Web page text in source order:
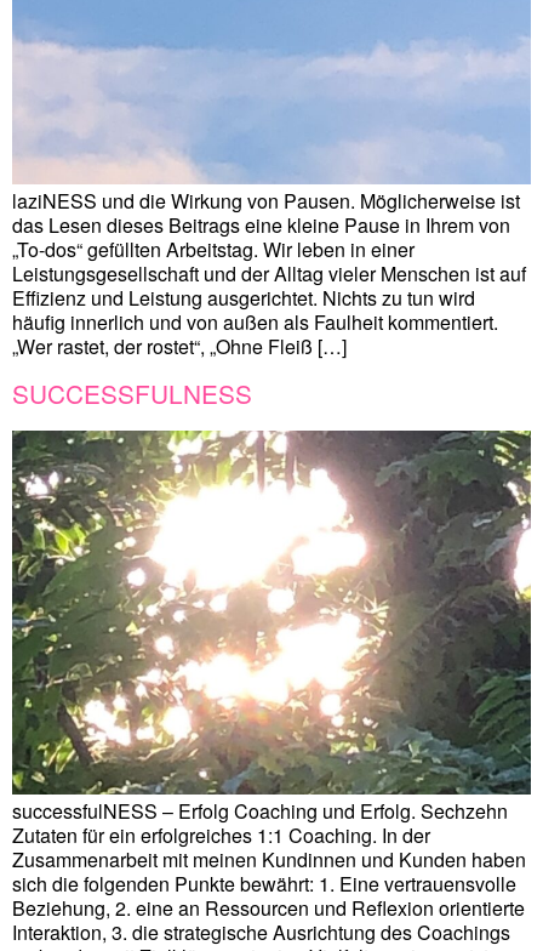
laziNESS und die Wirkung von Pausen. Möglicherweise ist
das Lesen dieses Beitrags eine kleine Pause in Ihrem von
„To-dos“ gefüllten Arbeitstag. Wir leben in einer
Leistungsgesellschaft und der Alltag vieler Menschen ist auf
Effizienz und Leistung ausgerichtet. Nichts zu tun wird
häufig innerlich und von außen als Faulheit kommentiert.
„Wer rastet, der rostet“, „Ohne Fleiß […]
SUCCESSFULNESS
successfulNESS – Erfolg Coaching und Erfolg. Sechzehn
Zutaten für ein erfolgreiches 1:1 Coaching. In der
Zusammenarbeit mit meinen Kundinnen und Kunden haben
sich die folgenden Punkte bewährt: 1. Eine vertrauensvolle
Beziehung, 2. eine an Ressourcen und Reflexion orientierte
Interaktion, 3. die strategische Ausrichtung des Coachings